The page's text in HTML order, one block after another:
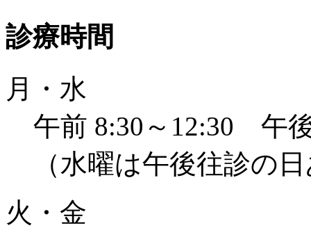
診療時間
月・水
午前 8:30～12:30 午
（水曜は午後往診の
火・金